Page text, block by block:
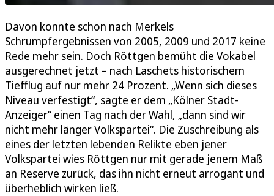
Davon konnte schon nach Merkels
Schrumpfergebnissen von 2005, 2009 und 2017 keine
Rede mehr sein. Doch Röttgen bemüht die Vokabel
ausgerechnet jetzt – nach Laschets historischem
Tiefflug auf nur mehr 24 Prozent. „Wenn sich dieses
Niveau verfestigt“, sagte er dem „Kölner Stadt-
Anzeiger“ einen Tag nach der Wahl, „dann sind wir
nicht mehr länger Volkspartei“. Die Zuschreibung als
eines der letzten lebenden Relikte eben jener
Volkspartei wies Röttgen nur mit gerade jenem Maß
an Reserve zurück, das ihn nicht erneut arrogant und
überheblich wirken ließ.